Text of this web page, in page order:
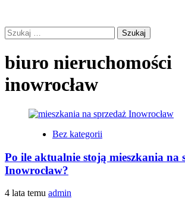
Primary
Menu
Szukaj:
biuro nieruchomości
inowrocław
Bez kategorii
Po ile aktualnie stoją mieszkania na
Inowrocław?
4 lata temu admin